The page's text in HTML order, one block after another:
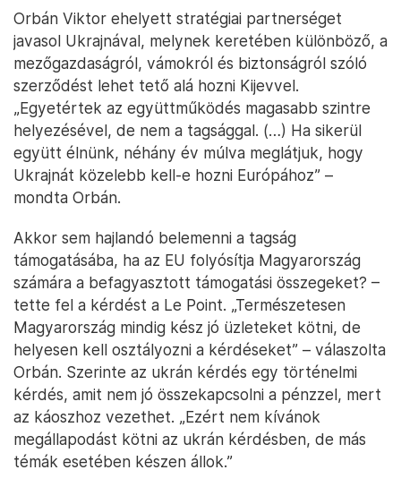
Orbán Viktor ehelyett stratégiai partnerséget
javasol Ukrajnával, melynek keretében különböző, a
mezőgazdaságról, vámokról és biztonságról szóló
szerződést lehet tető alá hozni Kijevvel.
„Egyetértek az együttműködés magasabb szintre
helyezésével, de nem a tagsággal. (…) Ha sikerül
együtt élnünk, néhány év múlva meglátjuk, hogy
Ukrajnát közelebb kell-e hozni Európához” –
mondta Orbán.
Akkor sem hajlandó belemenni a tagság
támogatásába, ha az EU folyósítja Magyarország
számára a befagyasztott támogatási összegeket? –
tette fel a kérdést a Le Point. „Természetesen
Magyarország mindig kész jó üzleteket kötni, de
helyesen kell osztályozni a kérdéseket” – válaszolta
Orbán. Szerinte az ukrán kérdés egy történelmi
kérdés, amit nem jó összekapcsolni a pénzzel, mert
az káoszhoz vezethet. „Ezért nem kívánok
megállapodást kötni az ukrán kérdésben, de más
témák esetében készen állok.”